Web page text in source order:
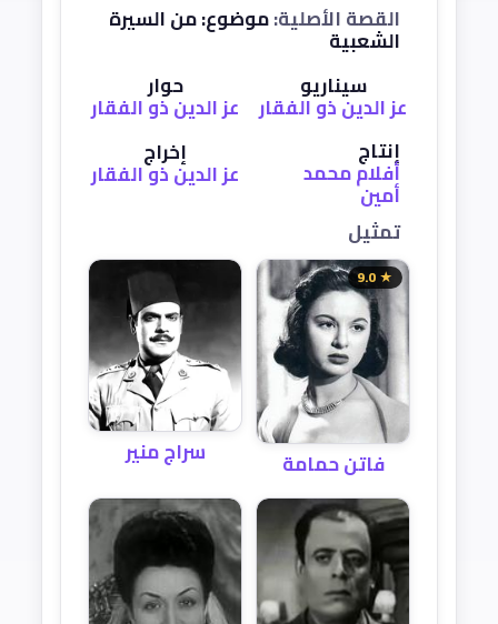
القصة الأصلية:موضوع: من السيرة
الشعبية
سيناريو
عز الدين ذو الفقار
حوار
عز الدين ذو الفقار
إنتاج
أفلام محمد
أمين
إخراج
عز الدين ذو الفقار
تمثيل
★ 9.0
فاتن حمامة سراج منير